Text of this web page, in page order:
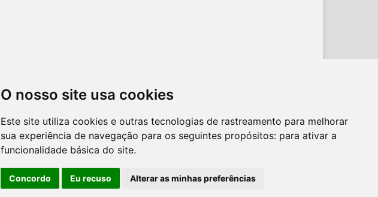
O nosso site usa cookies
Este site utiliza cookies e outras tecnologias de rastreamento para melhorar
sua experiência de navegação para os seguintes propósitos: para ativar a
funcionalidade básica do site.
Concordo Eu recuso Alterar as minhas preferências